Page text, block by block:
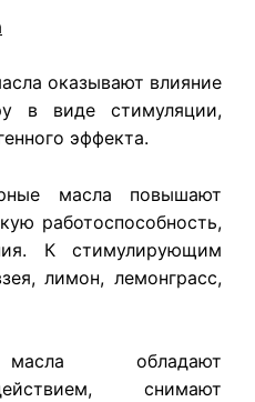
оказывают влияние
в виде стимуляции,
эффекта.
масла повышают
работоспособность,
К стимулирующим
лимон, лемонграсс,
обладают
снимают